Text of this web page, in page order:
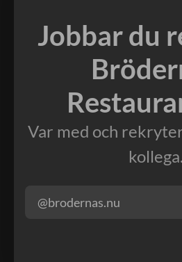
Jobbar du
Var med och
kollega.
@brodernas.nu